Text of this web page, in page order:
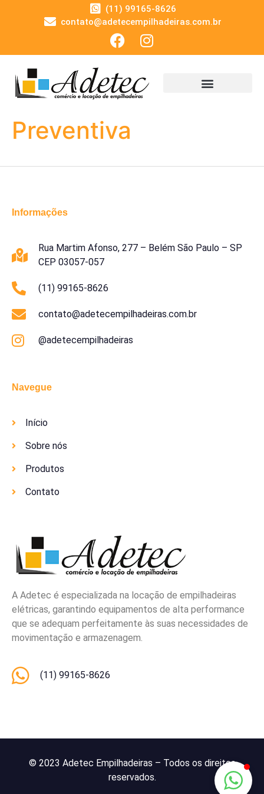
(11) 99165-8626
contato@adetecempilhadeiras.com.br
Preventiva
A Adetec é especializada na locação de empilhadeiras
elétricas, garantindo equipamentos de alta performance
que se adequam perfeitamente às suas necessidades de
movimentação e armazenagem.
(11) 99165-8626
Navegue
Início
Sobre nós
Produtos
Contato
Informações
Rua Martim Afonso, 277 – Belém São Paulo – SP
CEP 03057-057
(11) 99165-8626
contato@adetecempilhadeiras.com.br
@adetecempilhadeiras
© 2023 Adetec Empilhadeiras – Todos os direitos
reservados.